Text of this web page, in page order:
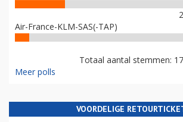
Air-France-KLM-SAS(-TAP)
Totaal aantal stemmen:
Meer polls
VOORDELIGE